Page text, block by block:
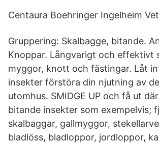
Centaura Boehringer Ingelheim
Gruppering: Skalbagge, bitande.
Knoppar. Långvarigt och effektivt
myggor, knott och fästingar. Låt
insekter förstöra din njutning av
utomhus. SMIDGE UP och få ut
bitande insekter som exempelvis;
skalbaggar, gallmyggor,
bladlöss, bladloppor, jordloppor,